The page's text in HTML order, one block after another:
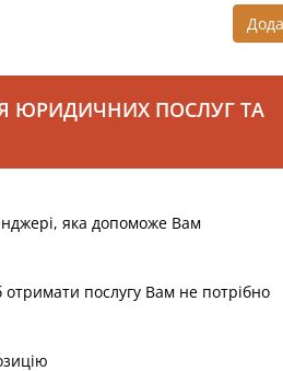
ЮРИДИЧНИХ ПОСЛУГ ТА
яка допоможе Вам
послугу Вам не потрібно